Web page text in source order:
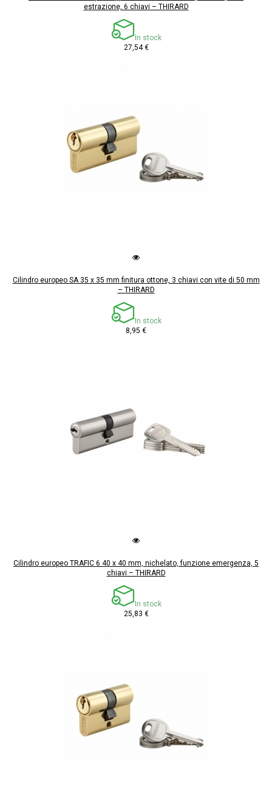
estrazione, 6 chiavi – THIRARD
In stock
27,54 €
Cilindro europeo SA 35 x 35 mm finitura ottone, 3 chiavi con vite di 50 mm
– THIRARD
In stock
8,95 €
Cilindro europeo TRAFIC 6 40 x 40 mm, nichelato, funzione emergenza, 5
chiavi – THIRARD
In stock
25,83 €